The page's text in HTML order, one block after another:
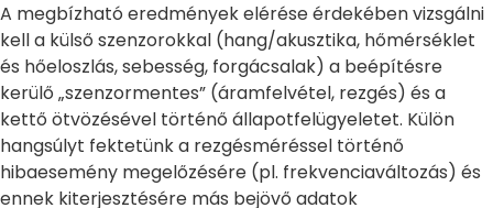
A megbízható eredmények elérése érdekében vizsgálni
kell a külső szenzorokkal (hang/akusztika, hőmérséklet
és hőeloszlás, sebesség, forgácsalak) a beépítésre
kerülő „szenzormentes” (áramfelvétel, rezgés) és a
kettő ötvözésével történő állapotfelügyeletet. Külön
hangsúlyt fektetünk a rezgésméréssel történő
hibaesemény megelőzésére (pl. frekvenciaváltozás) és
ennek kiterjesztésére más bejövő adatok